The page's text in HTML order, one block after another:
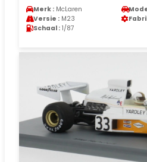
Merk : McLaren
Versie : M23
Schaal : 1/87